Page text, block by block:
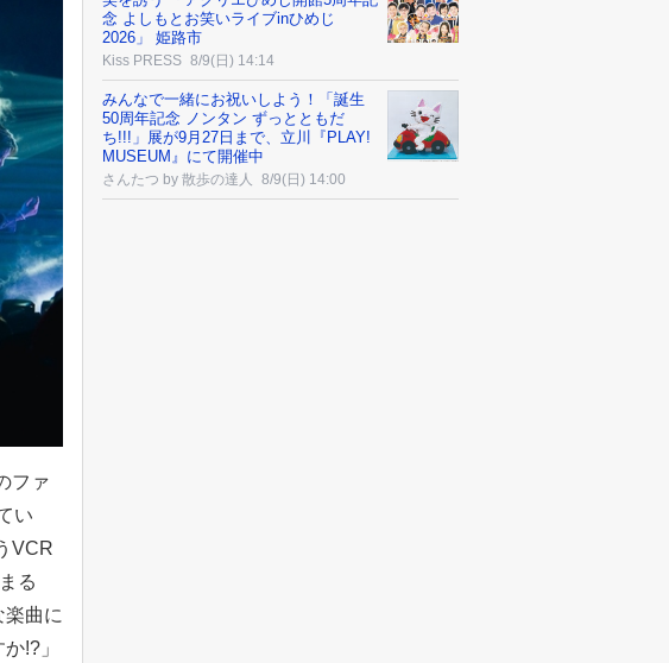
ファ
い
VCR
る
楽曲に
!?」
念 よしもとお笑いライブinひめじ
2026」 姫路市
Kiss PRESS 8/9(日) 14:14
みんなで一緒にお祝いしよう！「誕生
50周年記念 ノンタン ずっとともだ
ち!!!」展が9月27日まで、立川『PLAY!
MUSEUM』にて開催中
さんたつ by 散歩の達人 8/9(日) 14:00